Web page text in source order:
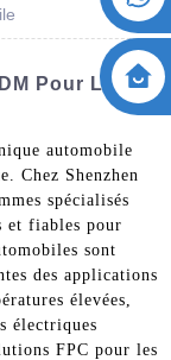
Pour Les
automobile
Chez Shenzhen
spécialisés
et fiables pour
sont
des applications
élevées,
électriques
FPC pour les